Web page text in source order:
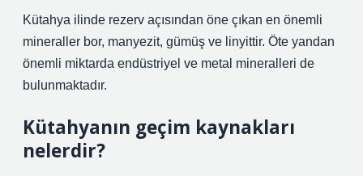
Kütahya ilinde rezerv açısından öne çıkan en önemli
mineraller bor, manyezit, gümüş ve linyittir. Öte yandan
önemli miktarda endüstriyel ve metal mineralleri de
bulunmaktadır.
Kütahyanın geçim kaynakları
nelerdir?